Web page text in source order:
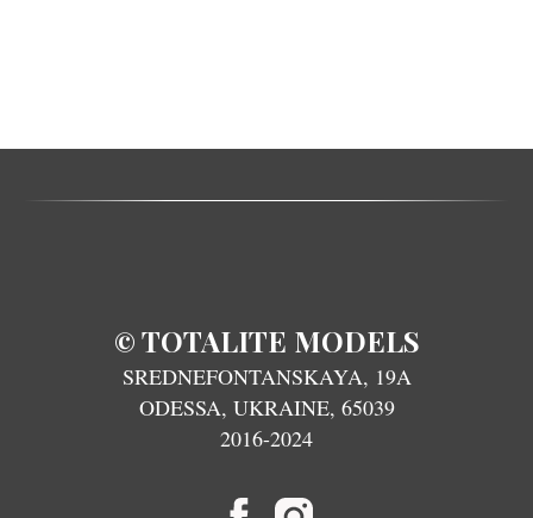
© TOTALITE MODELS
SREDNEFONTANSKAYA, 19A
ODESSA, UKRAINE, 65039
2016-2024